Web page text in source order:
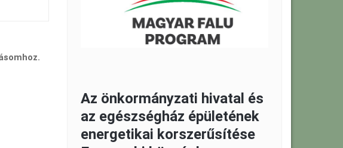
Az önkormányzati hivatal és
az egészségház épületének
energetikai korszerűsítése